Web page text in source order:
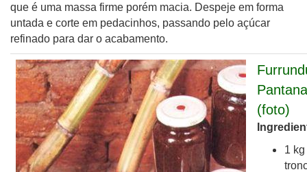
que é uma massa firme porém macia. Despeje em forma
untada e corte em pedacinhos, passando pelo açúcar
refinado para dar o acabamento.
(foto)
1